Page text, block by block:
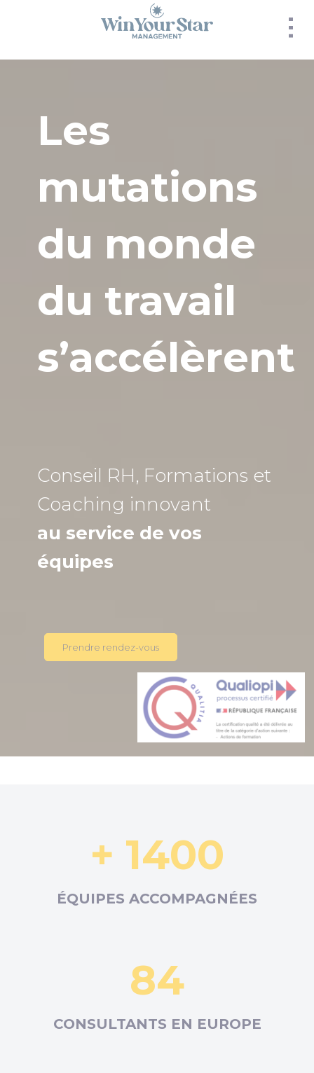
Les
mutations
du monde
du travail
s’accélèrent
Conseil RH, Formations et
Coaching innovant
au service de vos
équipes
Prendre rendez-vous
+ 1400
ÉQUIPES ACCOMPAGNÉES
84
CONSULTANTS EN EUROPE